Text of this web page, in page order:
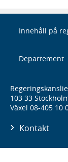
Innehåll på
Departement
103 33
Växel 08-405 10
Kontakt